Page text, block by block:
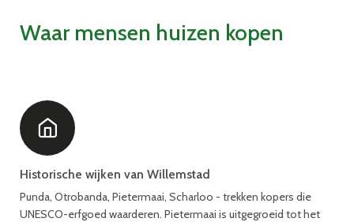
Waar mensen huizen kopen
Historische wijken van Willemstad
Punda, Otrobanda, Pietermaai, Scharloo - trekken kopers die
UNESCO-erfgoed waarderen. Pietermaai is uitgegroeid tot het